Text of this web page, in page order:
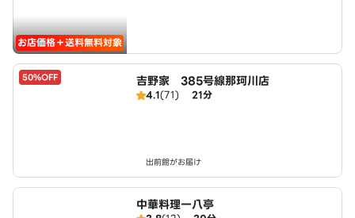
お店価格＋送料無料対象
50%OFF 吉野家 385号線那珂川店
4.1(71) 21分
出前館がお届け
中華料理一八亭